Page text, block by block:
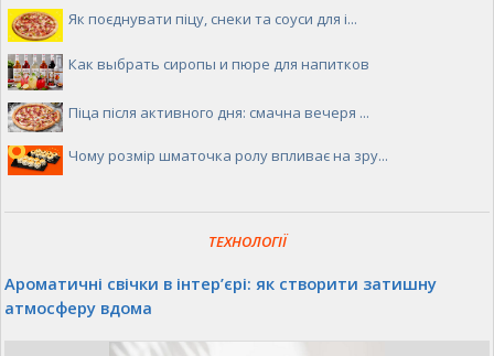
Як поєднувати піцу, снеки та соуси для і...
Как выбрать сиропы и пюре для напитков
Піца після активного дня: смачна вечеря ...
Чому розмір шматочка ролу впливає на зру...
ТЕХНОЛОГІЇ
Ароматичні свічки в інтер’єрі: як створити затишну
атмосферу вдома